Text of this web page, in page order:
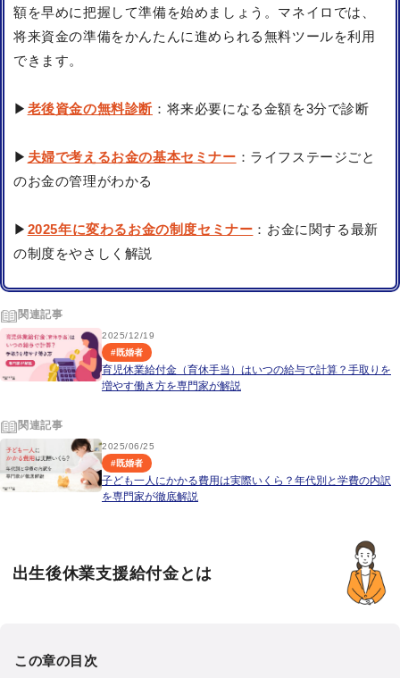
額を早めに把握して準備を始めましょう。マネイロでは、
将来資金の準備をかんたんに進められる無料ツールを利用
できます。
▶ 老後資金の無料診断 ：将来必要になる金額を3分で診断
▶ 夫婦で考えるお金の基本セミナー ：ライフステージごと
のお金の管理がわかる
▶ 2025年に変わるお金の制度セミナー ：お金に関する最新
の制度をやさしく解説
関連記事
2025/12/19
#既婚者
育児休業給付金（育休手当）はいつの給与で計算？手取りを
増やす働き方を専門家が解説
関連記事
2025/06/25
#既婚者
子ども一人にかかる費用は実際いくら？年代別と学費の内訳
を専門家が徹底解説
出生後休業支援給付金とは
この章の目次